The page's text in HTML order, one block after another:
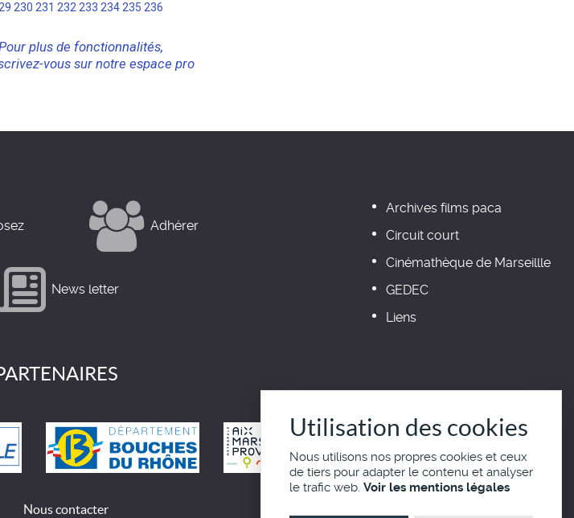
230 231 232 233 234 235 236
plus de fonctionnalités,
vous sur notre espace pro
Adhérer
News letter
Archives films paca
Circuit court
Cinémathèque de Marseillle
GEDEC
Liens
Nous contacter
Utilisation des cookies
Nous utilisons nos propres cookies et ceux
de tiers pour adapter le contenu et analyser
le trafic web. Voir les mentions légales